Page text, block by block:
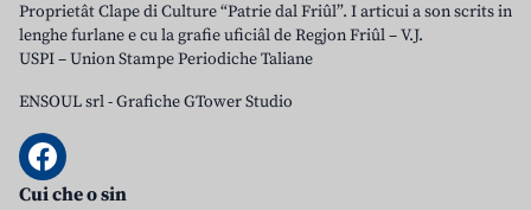
Proprietât Clape di Culture “Patrie dal Friûl”. I articui a son scrits in
lenghe furlane e cu la grafie uficiâl de Regjon Friûl – V.J.
USPI – Union Stampe Periodiche Taliane
ENSOUL srl-Grafiche GTower Studio
Cui che o sin